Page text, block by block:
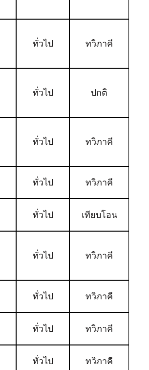
ทั่วไป ทวิภาคี
ทั่วไป ปกติ
ทั่วไป ทวิภาคี
ทั่วไป ทวิภาคี
ทั่วไป เทียบโอน
ทั่วไป ทวิภาคี
ทั่วไป ทวิภาคี
ทั่วไป ทวิภาคี
ทั่วไป ทวิภาคี